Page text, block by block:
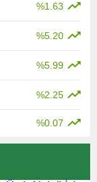
%1.63
%5.20
%5.99
%2.25
%0.07